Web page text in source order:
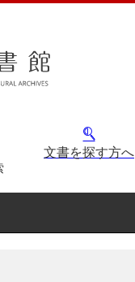
文書を探す方へ